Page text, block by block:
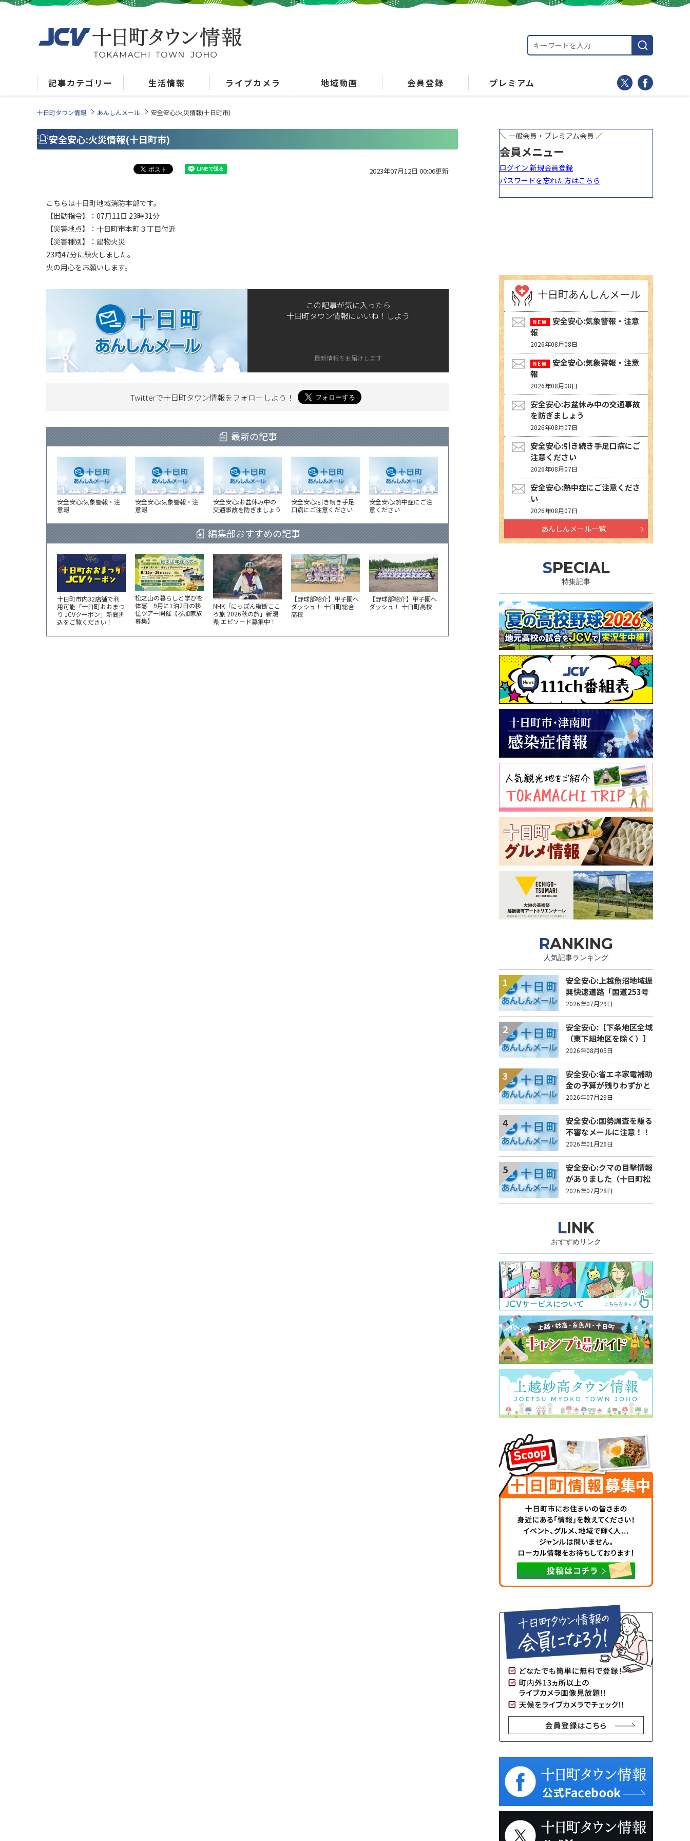
記事カテゴリー 生活情報 ライブカメラ 地域動画 会員登録 プレミアム
十日町タウン情報 あんしんメール 安全安心:火災情報(十日町市)
安全安心:火災情報(十日町市)
2023年07月12日 00:06更新
こちらは十日町地域消防本部です。
【出動指令】：07月11日 23時31分
【災害地点】：十日町市本町３丁目付近
【災害種別】：建物火災
23時47分に鎮火しました。
火の用心をお願いします。
この記事が気に入ったら
十日町タウン情報にいいね！しよう
最新情報をお届けします
Twitterで十日町タウン情報をフォローしよう！
最新の記事
安全安心:気象警報・注
意報
安全安心:気象警報・注
意報
安全安心:お盆休み中の
交通事故を防ぎましょう
安全安心:引き続き手足
口病にご注意ください
安全安心:熱中症にご注
意ください
編集部おすすめの記事
十日町市内32店舗で利
用可能「十日町おおまつ
り JCVクーポン」新聞折
込をご覧ください！
松之山の暮らしと学びを
体感 9月に1泊2日の移
住ツアー開催【参加家族
募集】
NHK「にっぽん縦断ここ
ろ旅 2026秋の旅」新潟
県 エピソード募集中！
【野球部紹介】甲子園へ
ダッシュ！ 十日町総合
高校
【野球部紹介】甲子園へ
ダッシュ！ 十日町高校
十日町あんしんメール
安全安心:気象警報・注意
報
2026年08月08日
安全安心:気象警報・注意
報
2026年08月08日
安全安心:お盆休み中の交通事故
を防ぎましょう
2026年08月07日
安全安心:引き続き手足口病にご
注意ください
2026年08月07日
安全安心:熱中症にご注意くださ
い
2026年08月07日
あんしんメール一覧
SPECIAL
特集記事
RANKING
人気記事ランキング
1
安全安心:上越魚沼地域振
興快速道路「国道253号
八箇峠道路」の通行規制
について
2026年07月29日
2
安全安心:【下条地区全域
（東下組地区を除く）】
洗管作業に伴う水道の濁
りの発生について
2026年08月05日
3
安全安心:省エネ家電補助
金の予算が残りわずかと
なりました
2026年07月29日
4
安全安心:国勢調査を騙る
不審なメールに注意！！
2026年01月26日
5
安全安心:クマの目撃情報
がありました（十日町松
之山地域光間地内）
2026年07月28日
LINK
おすすめリンク